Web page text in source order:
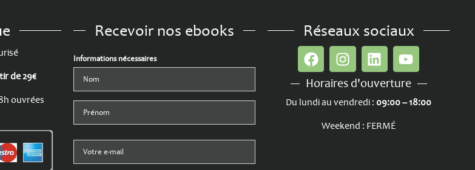
de 29€
ouvrées
Recevoir nos ebooks
Informations nécessaires
Réseaux sociaux
Horaires d'ouverture
Du lundi au vendredi : 09:00 – 18:00
Weekend : FERMÉ